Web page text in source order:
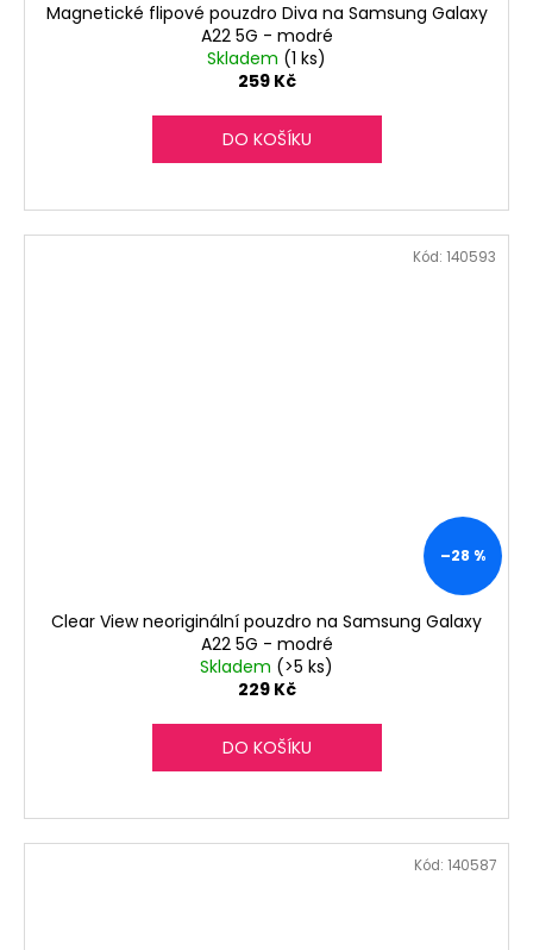
Magnetické flipové pouzdro Diva na Samsung Galaxy
A22 5G - modré
Skladem (1 ks)
259 Kč
DO KOŠÍKU
–28 %
Clear View neoriginální pouzdro na Samsung Galaxy
A22 5G - modré
Skladem (>5 ks)
229 Kč
DO KOŠÍKU
Kód: 140593
Kód: 140587